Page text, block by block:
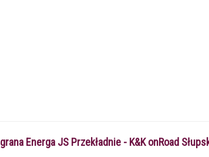
Energa JS Przekładnie - K&K onRoad